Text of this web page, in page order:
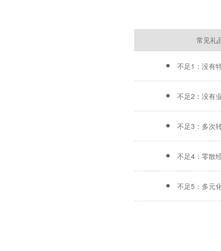
常见礼
不足1：没有
不足2：没有
不足3：多次
不足4：零散
不足5：多元